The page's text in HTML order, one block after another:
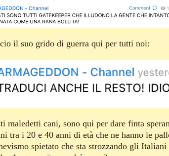
il suo grido di guerra qui per tutti noi:
maledetti cani, sono qui per dare finta
tra i 20 e 40 anni di età che ne hanno le
spietato che sta strozzando gli